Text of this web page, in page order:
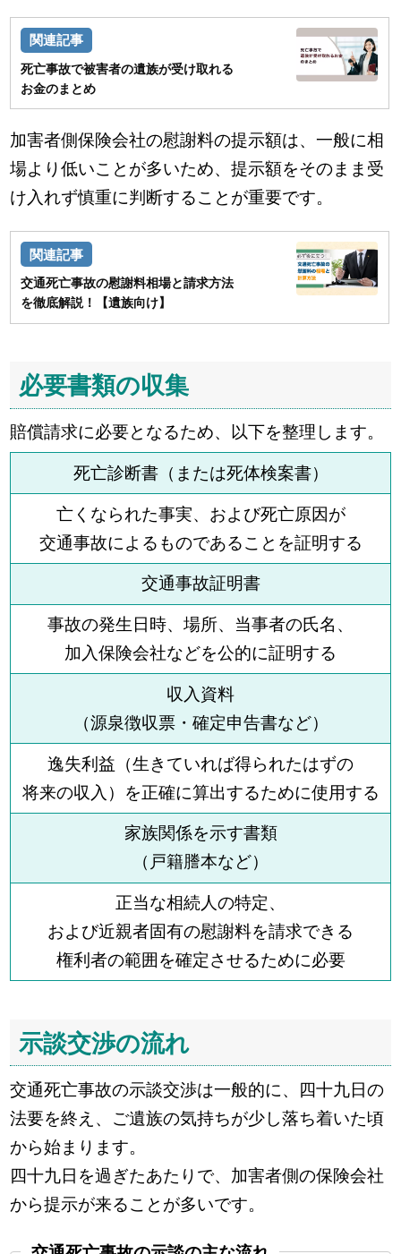
死亡事故で被害者の遺族が受け取れる
お金のまとめ
加害者側保険会社の慰謝料の提示額は、一般に相
場より低いことが多いため、提示額をそのまま受
け入れず慎重に判断することが重要です。
交通死亡事故の慰謝料相場と請求方法
を徹底解説！【遺族向け】
必要書類の収集
賠償請求に必要となるため、以下を整理します。
死亡診断書（または死体検案書）
亡くなられた事実、および死亡原因が
交通事故によるものであることを証明する
交通事故証明書
事故の発生日時、場所、当事者の氏名、
加入保険会社などを公的に証明する
収入資料
（源泉徴収票・確定申告書など）
逸失利益（生きていれば得られたはずの
将来の収入）を正確に算出するために使用する
家族関係を示す書類
（戸籍謄本など）
正当な相続人の特定、
および近親者固有の慰謝料を請求できる
権利者の範囲を確定させるために必要
示談交渉の流れ
交通死亡事故の示談交渉は一般的に、四十九日の
法要を終え、ご遺族の気持ちが少し落ち着いた頃
から始まります。
四十九日を過ぎたあたりで、加害者側の保険会社
から提示が来ることが多いです。